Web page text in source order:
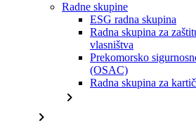
Radne skupine
ESG radna skupina
Radna skupina za
vlasništva
Prekomorsko
(OSAC)
Radna skupina za
chevron_right
chevron_right